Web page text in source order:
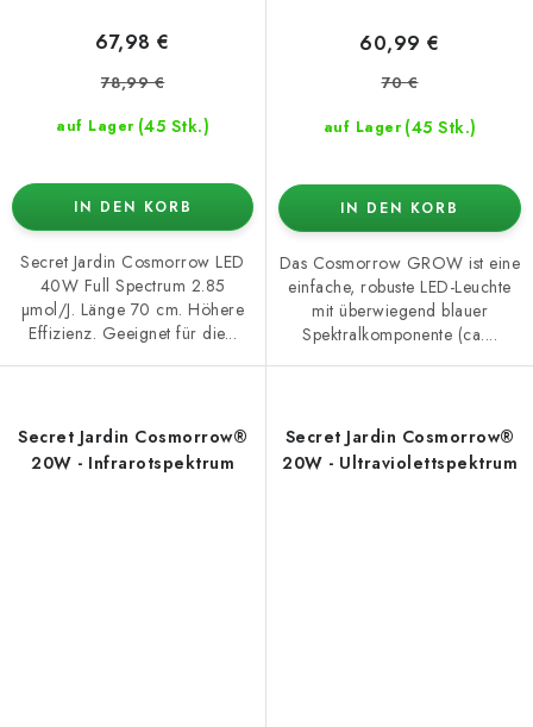
auf Lager (45 Stk.)
67,98 €
78,99 €
IN DEN KORB
Secret Jardin Cosmorrow LED
40W Full Spectrum 2.85
µmol/J. Länge 70 cm. Höhere
Effizienz. Geeignet für die...
auf Lager (45 Stk.)
60,99 €
70 €
IN DEN KORB
Das Cosmorrow GROW ist eine
einfache, robuste LED-Leuchte
mit überwiegend blauer
Spektralkomponente (ca....
Secret Jardin Cosmorrow®
20W - Infrarotspektrum
Secret Jardin Cosmorrow®
20W - Ultraviolettspektrum